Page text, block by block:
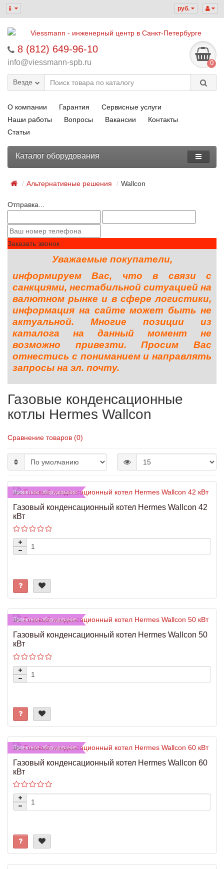
руб.
8 (812) 649-96-10
info@viessmann-spb.ru 0
Везде
О компании Гарантия
Сервисные услуги
Наши работы
Вопросы Вакансии
Контакты
Статьи
Каталог оборудования
Альтернативные решения Wallcon
Отправка...
Заказать звонок
Уважаемые покупатели,
информируем Вас, что в связи с
санкциями, нестабильной ситуацией на
валютном рынке и в сфере логистики,
информация на сайте может быть не
актуальной. Многие позиции из
каталога на данный момент не
возможно привезти. Просим Вас
отнестись с пониманием и направлять
запросы на эл. почту.
Газовые конденсационные
котлы Hermes Wallcon
Сравнение товаров (0)
Проектное оборудование
Газовый конденсационный котел Hermes Wallcon 42
кВт
Проектное оборудование
Газовый конденсационный котел Hermes Wallcon 50
кВт
Проектное оборудование
Газовый конденсационный котел Hermes Wallcon 60
кВт